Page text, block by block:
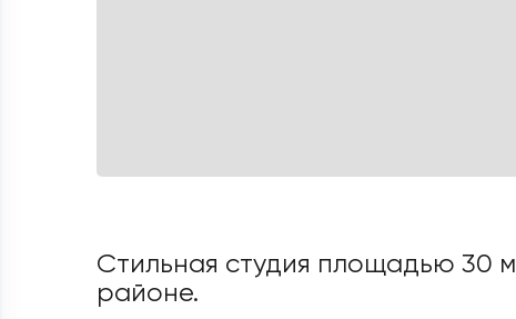
Стильная студия площадью 30 м
районе.